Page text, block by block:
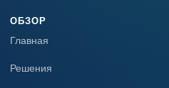
ОБЗОР
Главная
Решения